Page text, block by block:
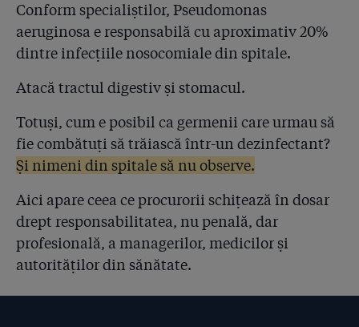
Conform specialiștilor, Pseudomonas
aeruginosa e responsabilă cu aproximativ 20%
dintre infecțiile nosocomiale din spitale.
Atacă tractul digestiv și stomacul.
Totuși, cum e posibil ca germenii care urmau să
fie combătuți să trăiască într-un dezinfectant?
Și nimeni din spitale să nu observe.
Aici apare ceea ce procurorii schițează în dosar
drept responsabilitatea, nu penală, dar
profesională, a managerilor, medicilor și
autorităților din sănătate.